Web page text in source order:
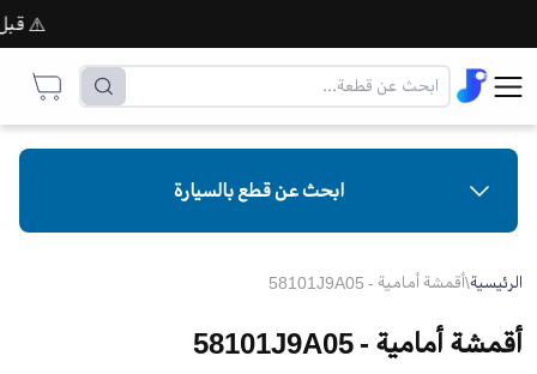
⚠️ قبل
ابحث عن قطع بالسيارة
الرئيسية\أقمشة أمامية - 58101J9A05
أقمشة أمامية - 58101J9A05